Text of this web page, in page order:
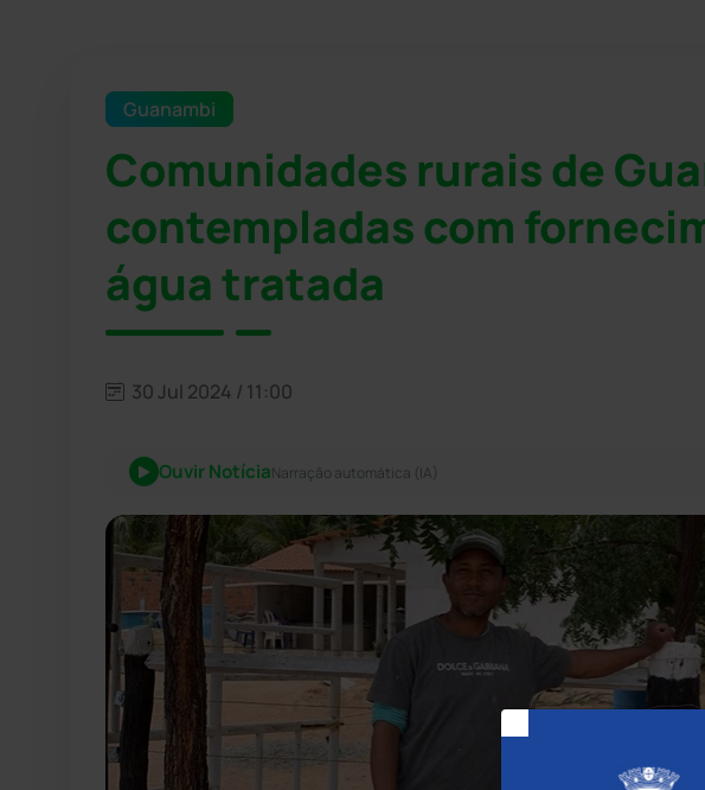
Guanambi
Comunidades rurais de
contempladas com
água tratada
30 Jul 2024 / 11:00
Ouvir NotíciaNarração automática (IA)